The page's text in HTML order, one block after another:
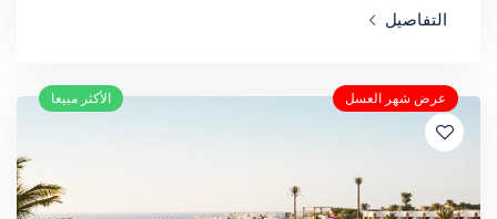
التفاصيل
الأكثر مبيعا عرض شهر العسل